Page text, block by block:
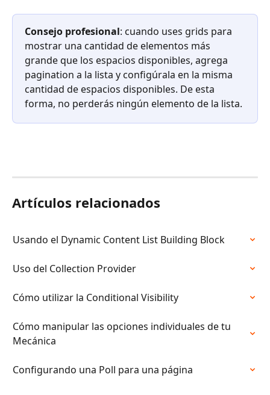
Consejo profesional: cuando uses grids para
mostrar una cantidad de elementos más
grande que los espacios disponibles, agrega
pagination a la lista y configúrala en la misma
cantidad de espacios disponibles. De esta
forma, no perderás ningún elemento de la lista.
Artículos relacionados
Usando el Dynamic Content List Building Block
Uso del Collection Provider
Cómo utilizar la Conditional Visibility
Cómo manipular las opciones individuales de tu
Mecánica
Configurando una Poll para una página